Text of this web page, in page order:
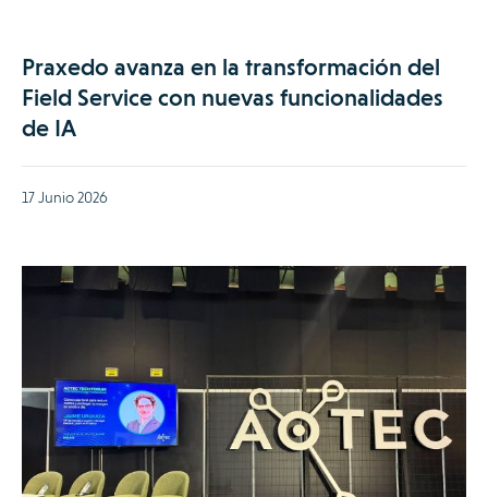
Praxedo avanza en la transformación del
Field Service con nuevas funcionalidades
de IA
17 Junio 2026